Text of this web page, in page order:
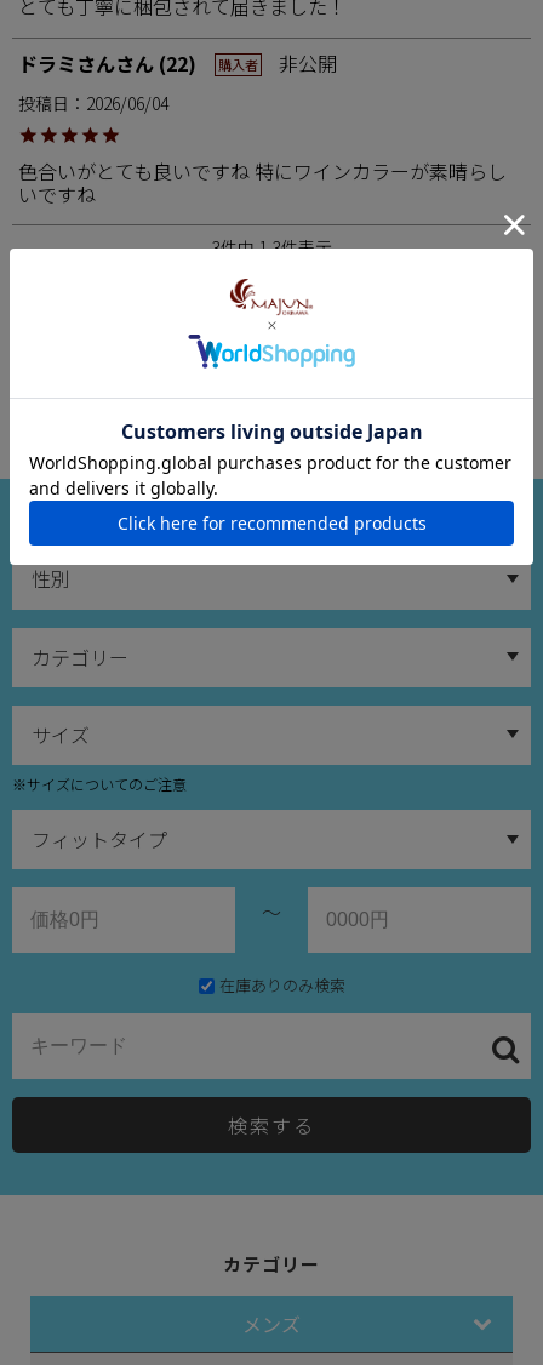
とても丁寧に梱包されて届きました！
ドラミさん
22 購入者 非公開
投稿日 2026/06/04
色合いがとても良いですね 特にワインカラーが素晴らし
いですね
3件中1-3件表示
CHECKED ITEM
最近チェックした商品
商品検索
※サイズについてのご注意
～
在庫ありのみ検索
検索する
カテゴリー
メンズ